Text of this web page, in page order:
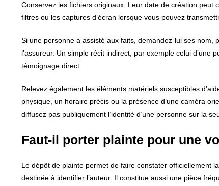
Conservez les fichiers originaux. Leur date de création
filtres ou les captures d’écran lorsque vous pouvez
Si une personne a assisté aux faits, demandez-lui ses nom,
l’assureur. Un simple récit indirect, par exemple celui d’une
témoignage direct.
Relevez également les éléments matériels susceptibles
physique, un horaire précis ou la présence d’une caméra
diffusez pas publiquement l’identité d’une personne sur la
Faut-il porter plainte pour une
Le dépôt de plainte permet de faire constater officiellement
destinée à identifier l’auteur. Il constitue aussi une pièce